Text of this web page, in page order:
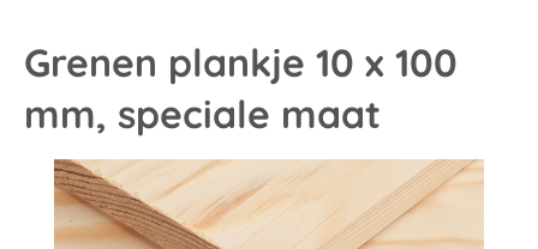
Grenen plankje 10 x 100
mm, speciale maat
Afbeeldingengalerij overslaan